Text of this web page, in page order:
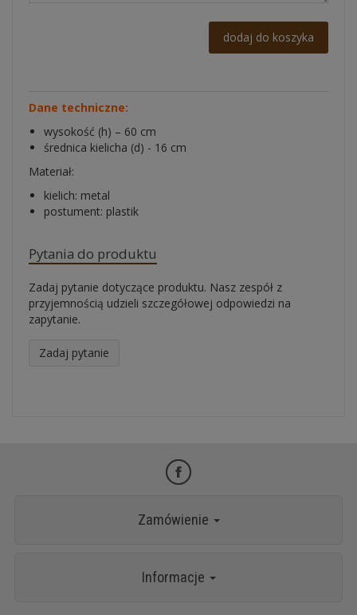
dodaj do koszyka
Dane techniczne:
wysokość (h) – 60 cm
średnica kielicha (d) - 16 cm
Materiał:
kielich: metal
postument: plastik
Pytania do produktu
Zadaj pytanie dotyczące produktu. Nasz zespół z
przyjemnością udzieli szczegółowej odpowiedzi na
zapytanie.
Zadaj pytanie
Zamówienie
Informacje